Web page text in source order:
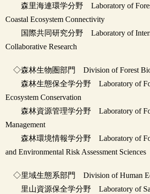
森里海連環学分野 Laboratory of
Coastal Ecosystem Connectivity
国際共同研究分野 Laboratory of
Collaborative Research
◇森林生物圏部門 Division of Forest
森林生態保全学分野 Laboratory of
Ecosystem Conservation
森林資源管理学分野 Laboratory of
Management
森林環境情報学分野 Laboratory of
and Environmental Risk Assessment Sciences
◇里域生態系部門 Division of Human
里山資源保全学分野 Laboratory of